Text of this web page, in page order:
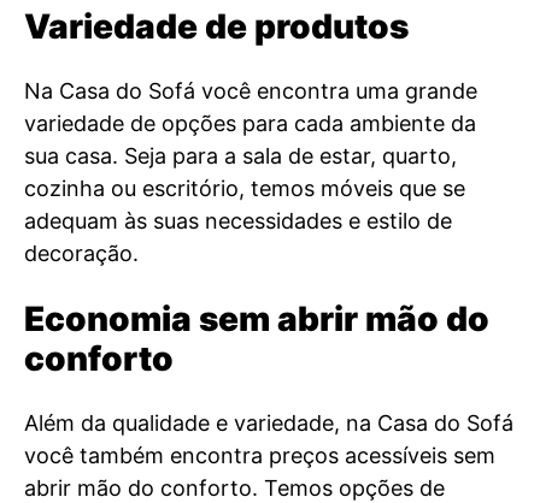
Variedade de produtos
Na Casa do Sofá você encontra uma grande
variedade de opções para cada ambiente da
sua casa. Seja para a sala de estar, quarto,
cozinha ou escritório, temos móveis que se
adequam às suas necessidades e estilo de
decoração.
Economia sem abrir mão do
conforto
Além da qualidade e variedade, na Casa do Sofá
você também encontra preços acessíveis sem
abrir mão do conforto. Temos opções de